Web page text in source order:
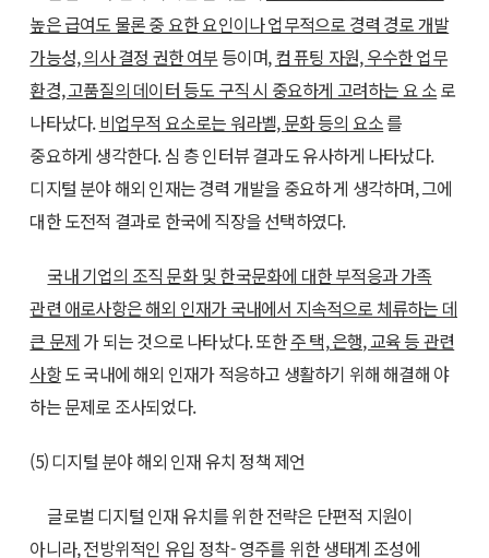
높은 급여도 물론 중 요한 요인이나 업무적으로 경력 경로 개발
가능성, 의사 결정 권한 여부 등이며,컴 퓨팅 자원, 우수한 업무
환경, 고품질의 데이터 등도 구직 시 중요하게 고려하는 요 소로
나타났다.비업무적 요소로는 워라벨, 문화 등의 요소를
중요하게 생각한다. 심 층 인터뷰 결과도 유사하게 나타났다.
디지털 분야 해외 인재는 경력 개발을 중요하 게 생각하며, 그에
대한 도전적 결과로 한국에 직장을 선택하였다.
국내 기업의 조직 문화 및 한국문화에 대한 부적응과 가족
관련 애로사항은 해외 인재가 국내에서 지속적으로 체류하는 데
큰 문제 가 되는 것으로 나타났다. 또한주 택, 은행, 교육 등 관련
사항도 국내에 해외 인재가 적응하고 생활하기 위해 해결해 야
하는 문제로 조사되었다.
(5) 디지털 분야 해외 인재 유치 정책 제언
글로벌 디지털 인재 유치를 위한 전략은 단편적 지원이
아니라, 전방위적인 유입 정착- 영주를 위한 생태계 조성에